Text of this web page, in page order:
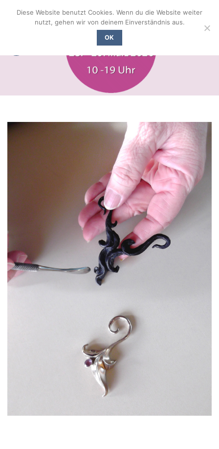
Inhalt
Diese Website benutzt Cookies. Wenn du die Website weiter
nutzt, gehen wir von deinem Einverständnis aus.
OK